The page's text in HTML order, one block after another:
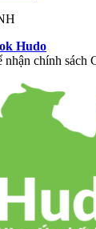
Hudo
chính sách